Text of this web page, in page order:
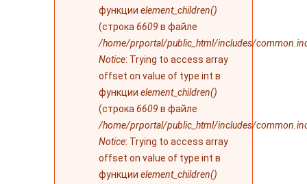
функции element_children()
(строка 6609 в файле
/home/prportal/public_html/includes/
Notice: Trying to access array
offset on value of type int в
функции element_children()
(строка 6609 в файле
/home/prportal/public_html/includes/
Notice: Trying to access array
offset on value of type int в
функции element_children()